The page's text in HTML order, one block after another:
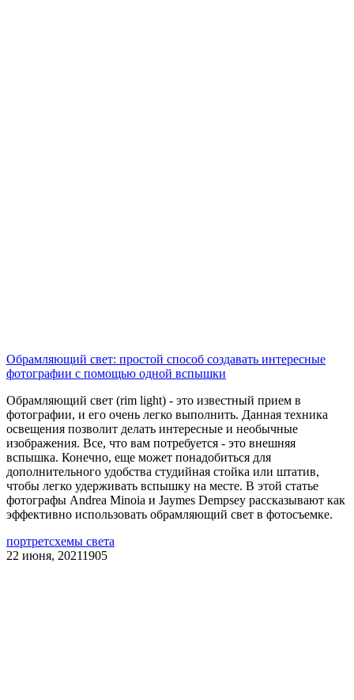
Обрамляющий свет: простой способ создавать интересные
фотографии с помощью одной вспышки
Обрамляющий свет (rim light) - это известный прием в
фотографии, и его очень легко выполнить. Данная техника
освещения позволит делать интересные и необычные
изображения. Все, что вам потребуется - это внешняя
вспышка. Конечно, еще может понадобиться для
дополнительного удобства студийная стойка или штатив,
чтобы легко удерживать вспышку на месте. В этой статье
фотографы Andrea Minoia и Jaymes Dempsey рассказывают как
эффективно использовать обрамляющий свет в фотосъемке.
портретсхемы света
22 июня, 20211905